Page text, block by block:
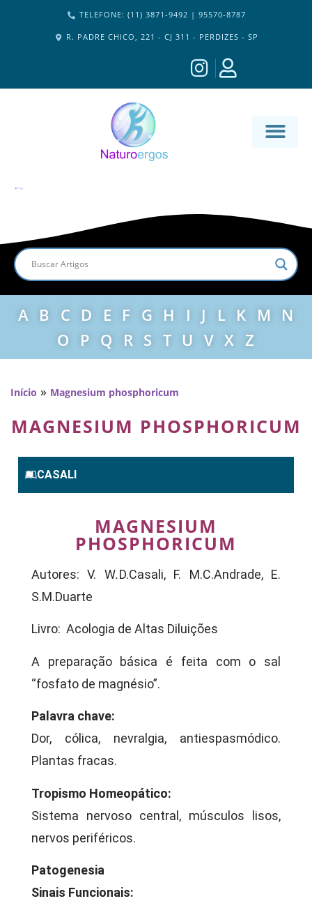
TELEFONE: (11) 3871-9492 | 95570-8787
R. PADRE CHICO, 221 - CJ 311 - PERDIZES - SP
A B C D E F G H I J L K M N
O
P Q R S T U V X Z
Início » Magnesium phosphoricum
MAGNESIUM PHOSPHORICUM
CASALI
MAGNESIUM
PHOSPHORICUM
Autores: V. W.D.Casali, F. M.C.Andrade, E.
S.M.Duarte
Livro: Acologia de Altas Diluições
A preparação básica é feita com o sal
“fosfato de magnésio”.
Palavra chave:
Dor, cólica, nevralgia, antiespasmódico.
Plantas fracas.
Tropismo Homeopático:
Sistema nervoso central, músculos lisos,
nervos periféricos.
Patogenesia
Sinais Funcionais: